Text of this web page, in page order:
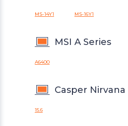
MS-14Y1 MS-16Y1
MSI A Series
A6400
Casper Nirvana
15.6